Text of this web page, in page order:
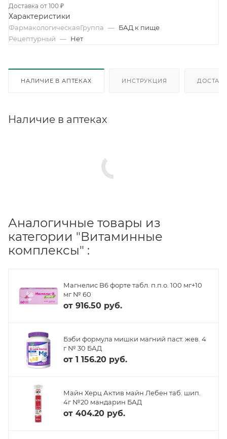
Доставка от 100 ₽
Характеристики
ФармакологическаяГруппа — БАД к пище
Рецептурный — Нет
НАЛИЧИЕ В АПТЕКАХ ИНСТРУКЦИЯ
Наличие в аптеках
Аналогичные товары из
категории "Витаминные
комплексы" :
Магнелис B6 форте табл. п.п.о. 100 мг+10
мг № 60
от 916.50 руб.
Бэби формула мишки магний паст. жев. 4
г № 30 БАД
от 1 156.20 руб.
Майн Херц Актив майн Лебен таб. шип.
4г №20 мандарин БАД
от 404.20 руб.